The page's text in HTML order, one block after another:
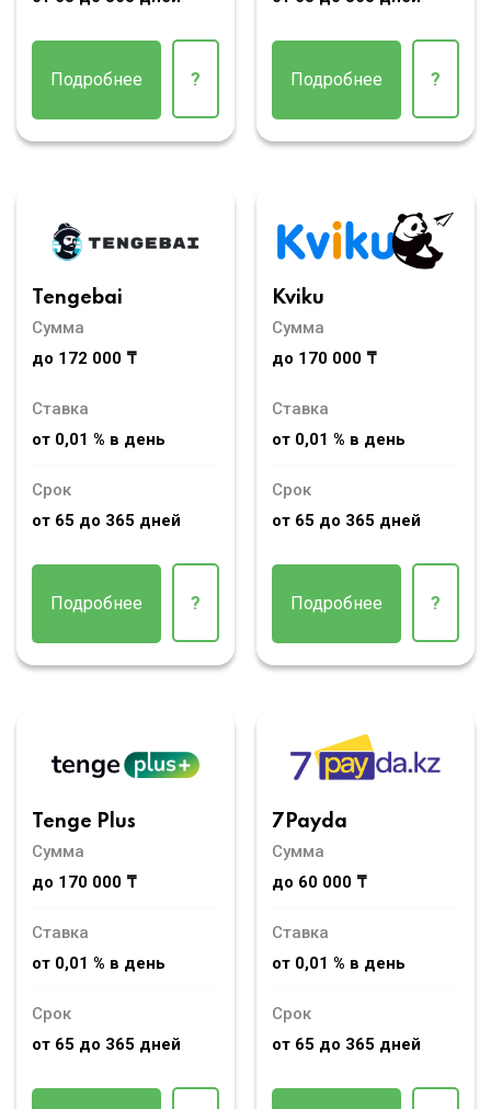
Подробнее ? Подробнее ?
Tengebai
Сумма
до 172 000 ₸
Ставка
от 0,01 % в день
Срок
от 65 до 365 дней
Подробнее ?
Kviku
Сумма
до 170 000 ₸
Ставка
от 0,01 % в день
Срок
от 65 до 365 дней
Подробнее ?
Tenge Plus
Сумма
до 170 000 ₸
Ставка
от 0,01 % в день
Срок
от 65 до 365 дней
7Payda
Сумма
до 60 000 ₸
Ставка
от 0,01 % в день
Срок
от 65 до 365 дней